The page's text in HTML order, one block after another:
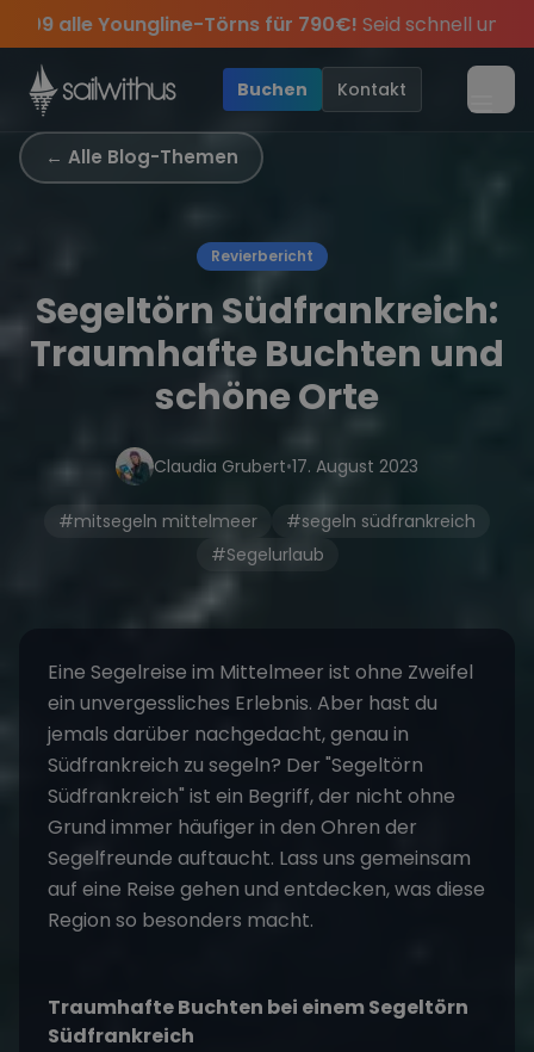
Skip to content
🔥Spätsommer Special:Am 05.09 alle Youngline-
Sichere Dir jetztDein Meilenbuch und Deine
Verpass keineTörn-Updates, Insider-Tippsund
dabei. Season Closing Party 2026!Die Saison
Buchen Kontakt
← Alle Blog-Themen
Revierbericht
Segeltörn Südfrankreich:
Traumhafte Buchten und
schöne Orte
Claudia Grubert•17. August 2023
#mitsegeln mittelmeer
#segeln südfrankreich
#Segelurlaub
Eine Segelreise im Mittelmeer ist ohne Zweifel
ein unvergessliches Erlebnis. Aber hast du
jemals darüber nachgedacht, genau in
Südfrankreich zu segeln? Der "Segeltörn
Südfrankreich" ist ein Begriff, der nicht ohne
Grund immer häufiger in den Ohren der
Segelfreunde auftaucht. Lass uns gemeinsam
auf eine Reise gehen und entdecken, was diese
Region so besonders macht.
Traumhafte Buchten bei einemSegeltörn
Südfrankreich